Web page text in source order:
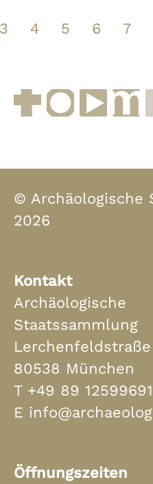
4 5 6 7
Facebook
Instagram
YouTube
© Archäologische
2026
Kontakt
Archäologische
Staatssammlung
80538 München
T +49 89
E
Öffnungszeiten